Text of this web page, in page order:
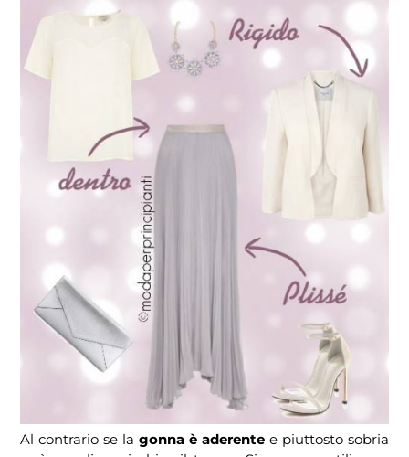
Al contrario se la gonna è aderente e piuttosto sobria